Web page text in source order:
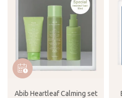
Abib Heartleaf Calming set